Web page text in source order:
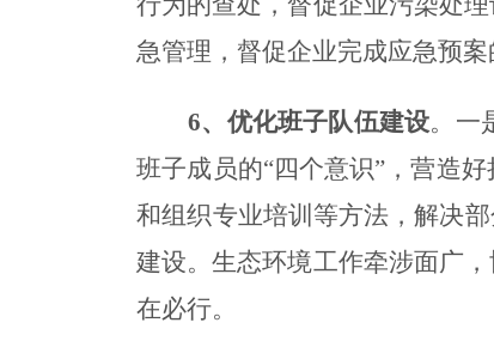
急管理，督促企业完成应急预
6、优化班子队伍建设。一
班子成员的“四个意识”，营造
和组织专业培训等方法，解决
建设。生态环境工作牵涉面广
在必行。